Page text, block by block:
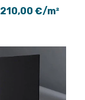
210,00 €/m²